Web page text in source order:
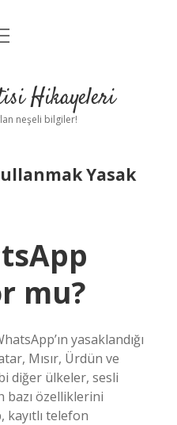
Hikayeleri
neşeli bilgiler!
Yasak
mu?
yasaklandığı
Mısır, Ürdün ve
diğer ülkeler, sesli
bazı özelliklerini
kayıtlı telefon